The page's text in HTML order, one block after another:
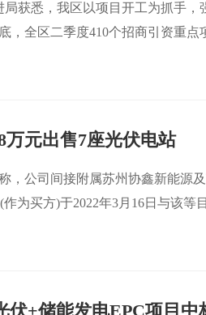
获悉，我区以项目开工为抓手，
，全区二季度410个招商引资重点
万元出售7座光伏电站
，公司间接附属苏州协鑫新能源
为买方)于2022年3月16日与该等